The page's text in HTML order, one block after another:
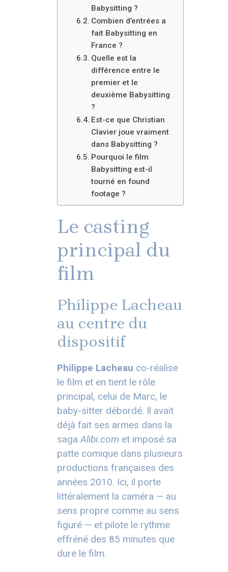
Babysitting ?
Combien d’entrées a
fait Babysitting en
France ?
Quelle est la
différence entre le
premier et le
deuxième Babysitting
?
Est-ce que Christian
Clavier joue vraiment
dans Babysitting ?
Pourquoi le film
Babysitting est-il
tourné en found
footage ?
Le casting
principal du
film
Philippe Lacheau
au centre du
dispositif
Philippe Lacheau co-réalise
le film et en tient le rôle
principal, celui de Marc, le
baby-sitter débordé. Il avait
déjà fait ses armes dans la
sagaAlibi.com et imposé sa
patte comique dans plusieurs
productions françaises des
années 2010. Ici, il porte
littéralement la caméra — au
sens propre comme au sens
figuré — et pilote le rythme
effréné des 85 minutes que
dure le film.